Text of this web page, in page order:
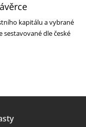
kapitálu a vybrané
dle české